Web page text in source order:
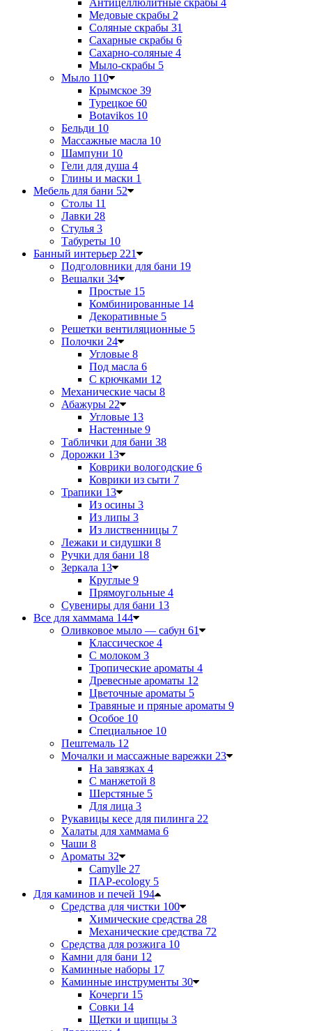
Антицеллюлитные скрабы 4
Медовые скрабы 2
Соляные скрабы 31
Сахарные скрабы 6
Сахарно-соляные 4
Мыло-скрабы 5
Мыло 110
Крымское 39
Турецкое 60
Botavikos 10
Бельди 10
Массажные масла 10
Шампуни 10
Гели для душа 4
Глины и маски 1
Мебель для бани 52
Столы 11
Лавки 28
Стулья 3
Табуреты 10
Банный интерьер 221
Подголовники для бани 19
Вешалки 34
Простые 15
Комбинированные 14
Декоративные 5
Решетки вентиляционные 5
Полочки 24
Угловые 8
Под масла 6
С крючками 12
Механические часы 8
Абажуры 22
Угловые 13
Настенные 9
Таблички для бани 38
Дорожки 13
Коврики вологодские 6
Коврики из сыти 7
Трапики 13
Из осины 3
Из липы 3
Из лиственницы 7
Лежаки и сидушки 8
Ручки для бани 18
Зеркала 13
Круглые 9
Прямоугольные 4
Сувениры для бани 13
Все для хаммама 144
Оливковое мыло — сабун 61
Классическое 4
С молоком 3
Тропические ароматы 4
Древесные ароматы 12
Цветочные ароматы 5
Травяные и пряные ароматы 9
Особое 10
Специальное 10
Пештемаль 12
Мочалки и массажные варежки 23
На завязках 4
С манжетой 8
Шерстяные 5
Для лица 3
Рукавицы кесе для пилинга 22
Халаты для хаммама 6
Чаши 8
Ароматы 32
Camylle 27
ПАР-ecology 5
Для каминов и печей 194
Средства для чистки 100
Химические средства 28
Механические средства 72
Средства для розжига 10
Камни для бани 12
Каминные наборы 17
Каминные инструменты 30
Кочерги 15
Совки 14
Щетки и щипцы 3